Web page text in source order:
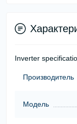
Inverter
Производитель
Модель